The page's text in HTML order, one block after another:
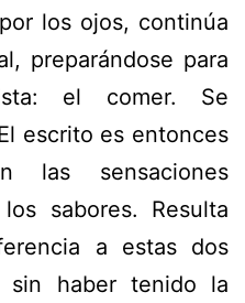
los ojos, continúa
preparándose para
el comer. Se
escrito es entonces
las sensaciones
sabores. Resulta
a estas dos
sin haber tenido la